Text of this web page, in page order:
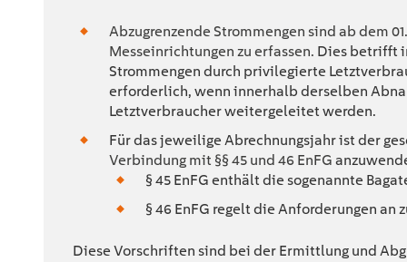
Abzugrenzende Strommengen sind ab dem
Messeinrichtungen zu erfassen. Dies betrifft
Strommengen durch privilegierte
erforderlich, wenn innerhalb derselben
Letztverbraucher weitergeleitet werden.
Für das jeweilige Abrechnungsjahr ist der
Verbindung mit §§ 45 und 46 EnFG
§ 45 EnFG enthält die sogenannte
§ 46 EnFG regelt die Anforderungen an
Diese Vorschriften sind bei der Ermittlung und